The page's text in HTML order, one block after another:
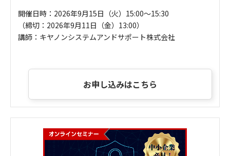
開催日時：2026年9月15日（火）15:00～15:30
（締切：2026年9月11日（金）13:00）
講師：キヤノンシステムアンドサポート株式会社
お申し込みはこちら